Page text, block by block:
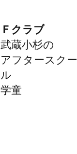
Ｆクラブ
武蔵小杉の
アフタースクー
ル
学童